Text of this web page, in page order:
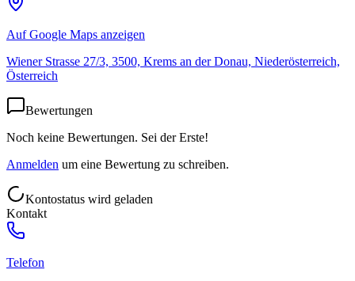
Auf Google Maps anzeigen
Wiener Strasse 27/3, 3500, Krems an der Donau, Niederösterreich,
Österreich
Bewertungen
Noch keine Bewertungen. Sei der Erste!
Anmelden um eine Bewertung zu schreiben.
Kontostatus wird geladen
Kontakt
Telefon